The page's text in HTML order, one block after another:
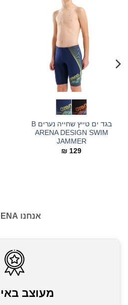
בגד ים טייץ שחייה נערים B
ARENA DESIGN SWIM
JAMMER
₪ 129
אנחנו ARENA
מעוצב